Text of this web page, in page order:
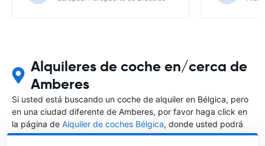
Alquileres de coche en/cerca de
Amberes
Si usted está buscando un coche de alquiler en Bélgica, pero
en una ciudad diferente de Amberes, por favor haga click en
la página de Alquiler de coches Bélgica, donde usted podrá
elegir en qué ciudad de Bélgica desea alquilar un coche.